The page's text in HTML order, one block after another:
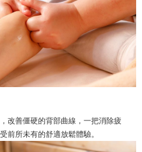
改善僵硬的背部曲線，一把消除疲
前所未有的舒適放鬆體驗。